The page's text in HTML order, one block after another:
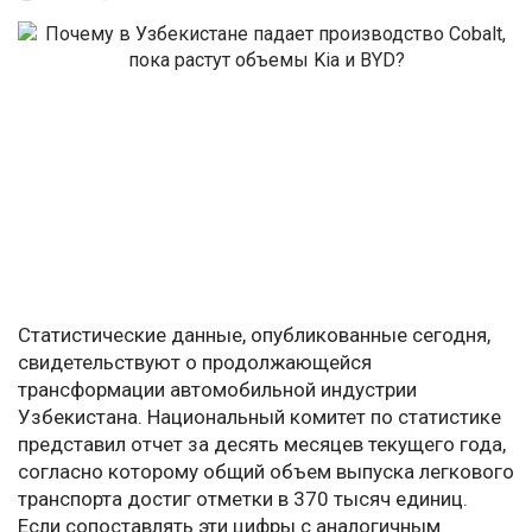
Статистические данные, опубликованные сегодня,
свидетельствуют о продолжающейся
трансформации автомобильной индустрии
Узбекистана. Национальный комитет по статистике
представил отчет за десять месяцев текущего года,
согласно которому общий объем выпуска легкового
транспорта достиг отметки в 370 тысяч единиц.
Если сопоставлять эти цифры с аналогичным